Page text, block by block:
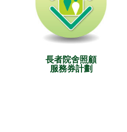
長者院舍照顧
服務券計劃